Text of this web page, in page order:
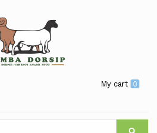
My cart 0